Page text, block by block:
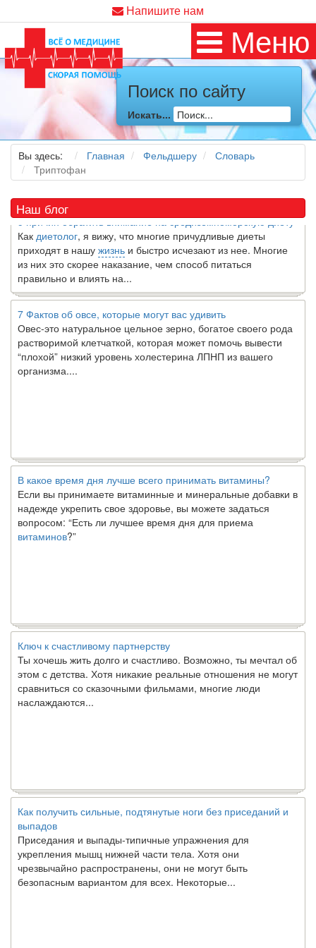
Напишите нам
Меню
Поиск по сайту
Искать...
Вы здесь: Главная Фельдшеру
Словарь
Триптофан
Наш блог
Как я заболел во время локдауна?
Это странная ситуация: вы соблюдали все меры
предосторожности COVID-19 (вы почти все время дома),
но, тем не менее, вы каким-то образом простудились. Вы
можете задаться...
5 причин обратить внимание на средиземноморскую диету
Какдиетолог, я вижу, что многие причудливые диеты
приходят в нашужизньи быстро исчезают из нее. Многие
из них это скорее наказание, чем способ питаться
правильно и влиять на...
7 Фактов об овсе, которые могут вас удивить
Овес-это натуральное цельное зерно, богатое своего рода
растворимой клетчаткой, которая может помочь вывести
“плохой” низкий уровень холестерина ЛПНП из вашего
организма....
В какое время дня лучше всего принимать витамины?
Если вы принимаете витаминные и минеральные добавки в
надежде укрепить свое здоровье, вы можете задаться
вопросом: “Есть ли лучшее время дня для приема
витаминов ?”
Ключ к счастливому партнерству
Ты хочешь жить долго и счастливо. Возможно, ты мечтал об
этом с детства. Хотя никакие реальные отношения не могут
сравниться со сказочными фильмами, многие люди
наслаждаются...
Как получить сильные, подтянутые ноги без приседаний и
выпадов
Приседания и выпады-типичные упражнения для
укрепления мышц нижней части тела. Хотя они
чрезвычайно распространены, они не могут быть
безопасным вариантом для всех. Некоторые...